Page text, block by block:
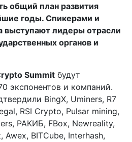
общий план развития
годы. Спикерами и
выступают лидеры отрасли
органов и
Summit будут
экспонентов и компаний.
BingX, Uminers, R7
RSI Crypto, Pulsar mining,
РАКИБ, FBox, Newreality,
BITCube, Interhash,